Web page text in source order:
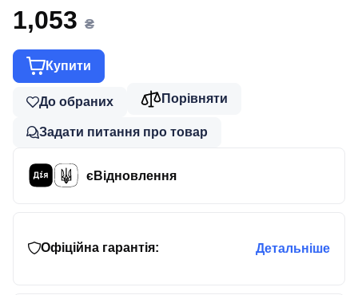
1,053 ₴
Купити
До обраних Порівняти
Задати питання про товар
єВідновлення
Офіційна гарантія: Детальніше